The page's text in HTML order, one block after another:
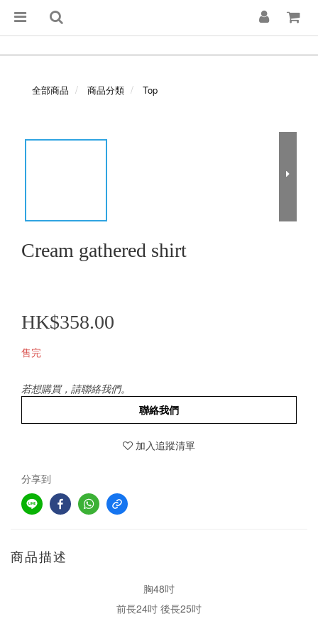
全部商品 商品分類 Top
Cream gathered shirt
HK$358.00
售完
若想購買，請聯絡我們。
聯絡我們
加入追蹤清單
分享到
商品描述
胸48吋
前長24吋 後長25吋